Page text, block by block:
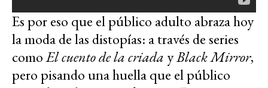
Es por eso que el público adulto abraza hoy
la moda de las distopías: a través de series
comoEl cuento de la criada yBlack Mirror,
pero pisando una huella que el público